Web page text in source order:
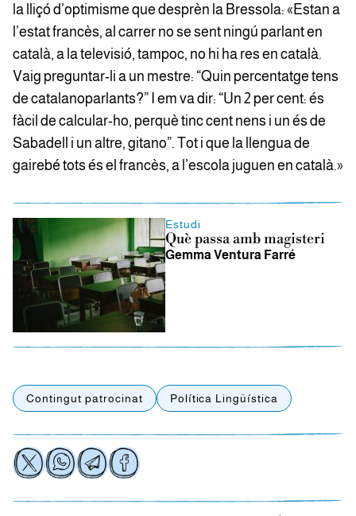
la lliçó d’optimisme que desprèn la Bressola: «Estan a
l’estat francès, al carrer no se sent ningú parlant en
català, a la televisió, tampoc, no hi ha res en català.
Vaig preguntar-li a un mestre: “Quin percentatge tens
de catalanoparlants?” I em va dir: “Un 2 per cent: és
fàcil de calcular-ho, perquè tinc cent nens i un és de
Sabadell i un altre, gitano”. Tot i que la llengua de
gairebé tots és el francès, a l’escola juguen en català.»
Estudi
Què passa amb magisteri
Gemma Ventura Farré
Contingut patrocinat Política Lingüística